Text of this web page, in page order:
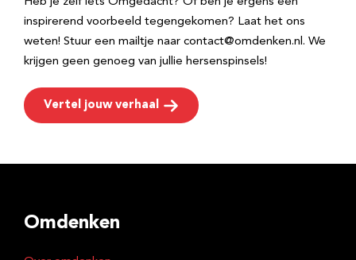
inspirerend voorbeeld tegengekomen? Laat het ons
weten! Stuur een mailtje naar contact@omdenken.nl. We
krijgen geen genoeg van jullie hersenspinsels!
Vertel jouw verhaal
Omdenken